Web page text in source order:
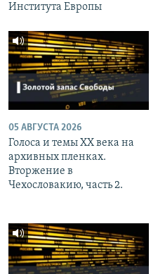
Института Европы
05 АВГУСТА 2026
Голоса и темы XX века на
архивных пленках.
Вторжение в
Чехословакию, часть 2.